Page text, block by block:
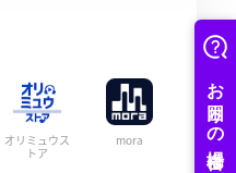
オリミュウス
トア
mora